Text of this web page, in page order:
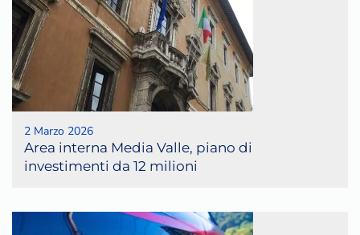
2 Marzo 2026
Area interna Media Valle, piano di
investimenti da 12 milioni